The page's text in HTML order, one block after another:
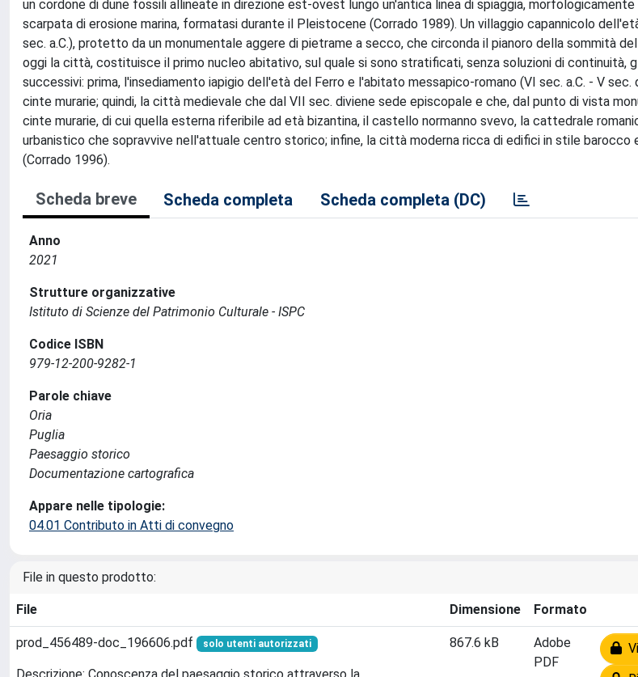
un cordone di dune fossili allineate in direzione est-ovest lungo un'antica linea di spiaggia, morfologicamente
scarpata di erosione marina, formatasi durante il Pleistocene (Corrado 1989). Un villaggio capannicolo
sec. a.C.), protetto da un monumentale aggere di pietrame a secco, che circonda il pianoro della sommità
oggi la città, costituisce il primo nucleo abitativo, sul quale si sono stratificati, senza soluzioni di continuità,
successivi: prima, l'insediamento iapigio dell'età del Ferro e l'abitato messapico-romano (VI sec. a.C. - V
cinte murarie; quindi, la città medievale che dal VII sec. diviene sede episcopale e che, dal punto di vista
cinte murarie, di cui quella esterna riferibile ad età bizantina, il castello normanno svevo, la cattedrale
urbanistico che sopravvive nell'attuale centro storico; infine, la città moderna ricca di edifici in stile barocco
(Corrado 1996).
Scheda breve Scheda completa Scheda completa (DC)
Anno
2021
Strutture organizzative
Istituto di Scienze del Patrimonio Culturale - ISPC
Codice ISBN
979-12-200-9282-1
Parole chiave
Oria
Puglia
Paesaggio storico
Documentazione cartografica
Appare nelle tipologie:
04.01 Contributo in Atti di convegno
File in questo prodotto:
File Dimensione Formato
prod_456489-doc_196606.pdf solo utenti autorizzati 867.6 kB
Adobe
PDF